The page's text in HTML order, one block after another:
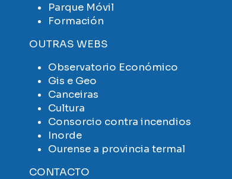
Parque Móvil
Formación
OUTRAS WEBS
Observatorio Económico
Gis e Geo
Canceiras
Cultura
Consorcio contra incendios
Inorde
Ourense a provincia termal
CONTACTO